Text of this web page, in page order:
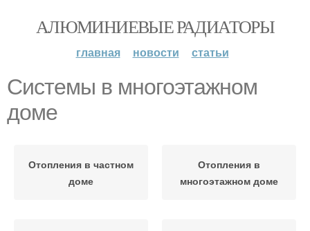
АЛЮМИНИЕВЫЕ РАДИАТОРЫ
главная новости статьи
Системы в многоэтажном
доме
Отопления в частном
доме
Отопления в
многоэтажном доме